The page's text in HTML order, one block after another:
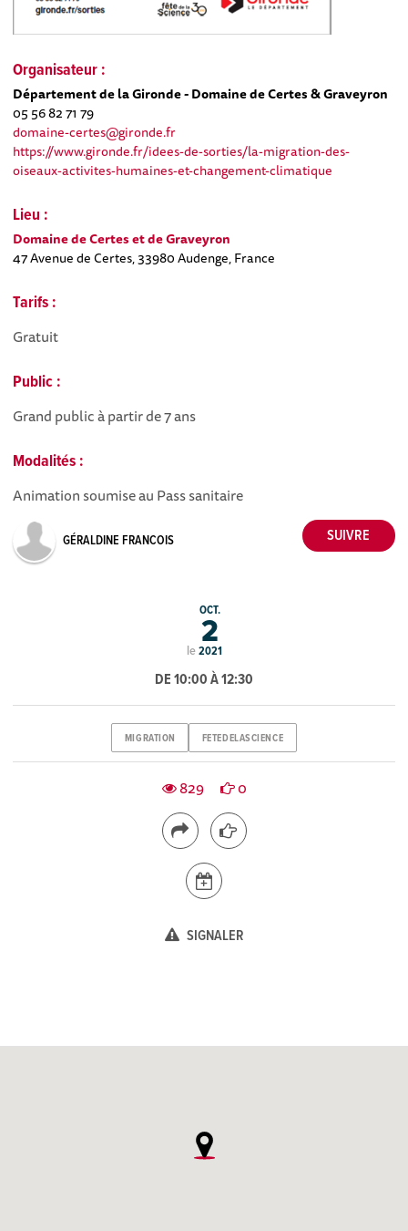
Organisateur :
Département de la Gironde - Domaine de Certes & Graveyron
05 56 82 71 79
domaine-certes@gironde.fr
https://www.gironde.fr/idees-de-sorties/la-migration-des-
oiseaux-activites-humaines-et-changement-climatique
Lieu :
Domaine de Certes et de Graveyron
47 Avenue de Certes, 33980 Audenge, France
Tarifs :
Gratuit
Public :
Grand public à partir de 7 ans
Modalités :
Animation soumise au Pass sanitaire
GÉRALDINE FRANCOIS
le
OCT.
2
2021
DE 10:00 À 12:30
MIGRATION FETEDELASCIENCE
829 0
SIGNALER